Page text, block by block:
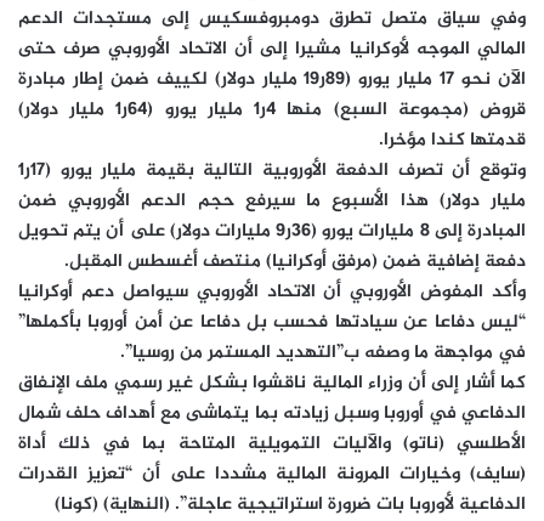
وفي سياق متصل تطرق دومبروفسكيس إلى مستجدات الدعم
المالي الموجه لأوكرانيا مشيرا إلى أن الاتحاد الأوروبي صرف حتى
الآن نحو 17 مليار يورو (89ر19 مليار دولار) لكييف ضمن إطار مبادرة
قروض (مجموعة السبع) منها 4ر1 مليار يورو (64ر1 مليار دولار)
قدمتها كندا مؤخرا.
وتوقع أن تصرف الدفعة الأوروبية التالية بقيمة مليار يورو (17ر1
مليار دولار) هذا الأسبوع ما سيرفع حجم الدعم الأوروبي ضمن
المبادرة إلى 8 مليارات يورو (36ر9 مليارات دولار) على أن يتم تحويل
دفعة إضافية ضمن (مرفق أوكرانيا) منتصف أغسطس المقبل.
وأكد المفوض الأوروبي أن الاتحاد الأوروبي سيواصل دعم أوكرانيا
“ليس دفاعا عن سيادتها فحسب بل دفاعا عن أمن أوروبا بأكملها”
في مواجهة ما وصفه ب”التهديد المستمر من روسيا”.
كما أشار إلى أن وزراء المالية ناقشوا بشكل غير رسمي ملف الإنفاق
الدفاعي في أوروبا وسبل زيادته بما يتماشى مع أهداف حلف شمال
الأطلسي (ناتو) والآليات التمويلية المتاحة بما في ذلك أداة
(سايف) وخيارات المرونة المالية مشددا على أن “تعزيز القدرات
الدفاعية لأوروبا بات ضرورة استراتيجية عاجلة”. (النهاية) (كونا)